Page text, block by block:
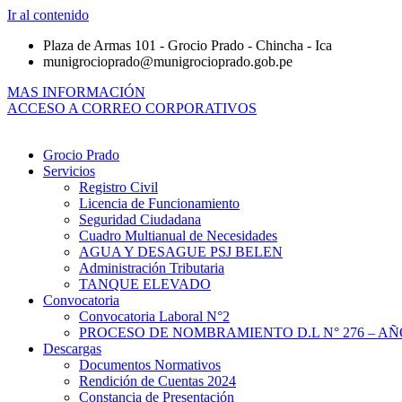
Ir al contenido
Plaza de Armas 101 - Grocio Prado - Chincha - Ica
munigrocioprado@munigrocioprado.gob.pe
MAS INFORMACIÓN
ACCESO A CORREO CORPORATIVOS
Grocio Prado
Servicios
Registro Civil
Licencia de Funcionamiento
Seguridad Ciudadana
Cuadro Multianual de Necesidades
AGUA Y DESAGUE PSJ BELEN
Administración Tributaria
TANQUE ELEVADO
Convocatoria
Convocatoria Laboral N°2
PROCESO DE NOMBRAMIENTO D.L N° 276 –
Descargas
Documentos Normativos
Rendición de Cuentas 2024
Constancia de Presentación